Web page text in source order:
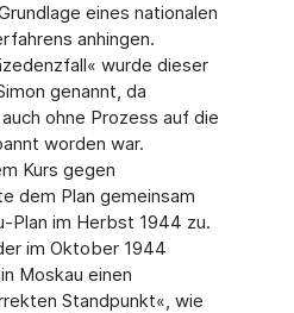
eines nationalen
anhingen.
wurde dieser
genannt, da
ohne Prozess auf die
worden war.
Kurs gegen
dem Plan gemeinsam
Plan im Herbst 1944 zu.
im Oktober 1944
Moskau einen
Standpunkt«, wie